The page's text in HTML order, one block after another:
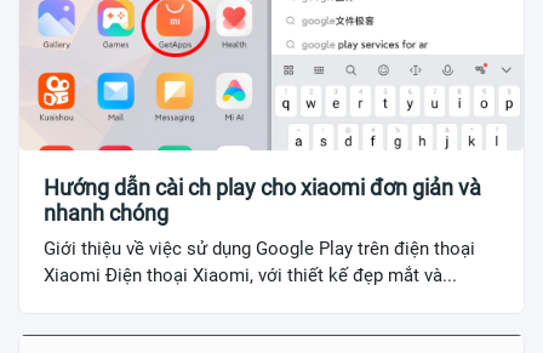
Hướng dẫn cài ch play cho xiaomi đơn giản và
nhanh chóng
Giới thiệu về việc sử dụng Google Play trên điện thoại
Xiaomi Điện thoại Xiaomi, với thiết kế đẹp mắt và...